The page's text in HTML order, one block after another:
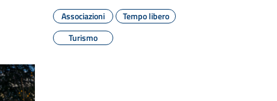
Associazioni
Tempo libero
Turismo